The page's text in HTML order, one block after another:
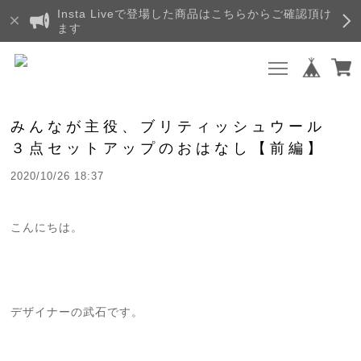
Insta Liveで登場した商品はこちらからご確認頂け
ます
みんなが主役、ブリティッシュウール
３点セットアップのおはなし【前編】
2020/10/26 18:37
こんにちは。
デザイナーの武石です。